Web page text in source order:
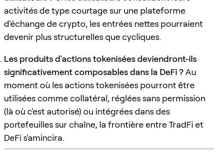
activités de type courtage sur une plateforme
d'échange de crypto, les entrées nettes pourraient
devenir plus structurelles que cycliques.
Les produits d'actions tokenisées deviendront-ils
significativement composables dans la DeFi ?Au
moment où les actions tokenisées pourront être
utilisées comme collatéral, réglées sans permission
(là où c'est autorisé) ou intégrées dans des
portefeuilles sur chaîne, la frontière entre TradFi et
DeFi s'amincira.